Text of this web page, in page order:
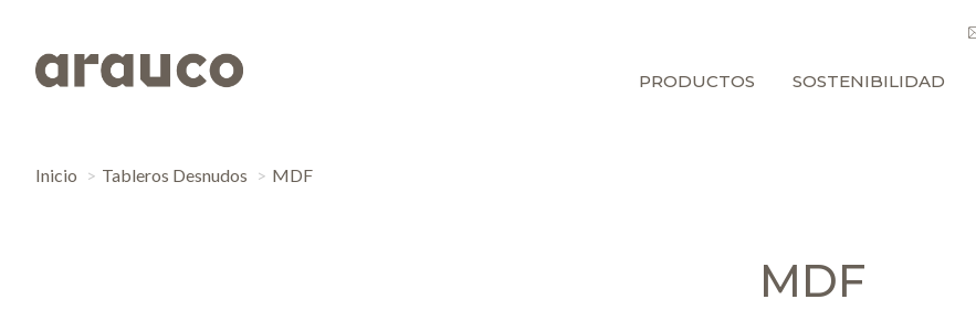
PRODUCTOS SOSTENIBILIDAD
Inicio Tableros Desnudos MDF
MDF